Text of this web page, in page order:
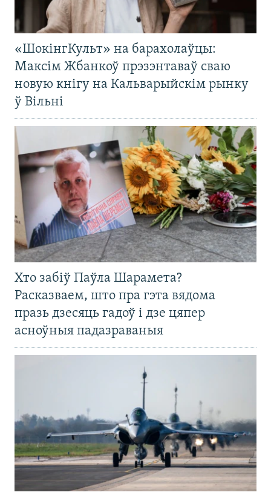
«ШокінгКульт» на барахолаўцы:
Максім Жбанкоў прэзэнтаваў сваю
новую кнігу на Кальварыйскім рынку
ў Вільні
Хто забіў Паўла Шарамета?
Расказваем, што пра гэта вядома
празь дзесяць гадоў і дзе цяпер
асноўныя падазраваныя